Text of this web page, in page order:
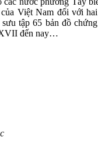
Việt Nam đối với hai
tập 65 bản đồ
XVII đến nay…